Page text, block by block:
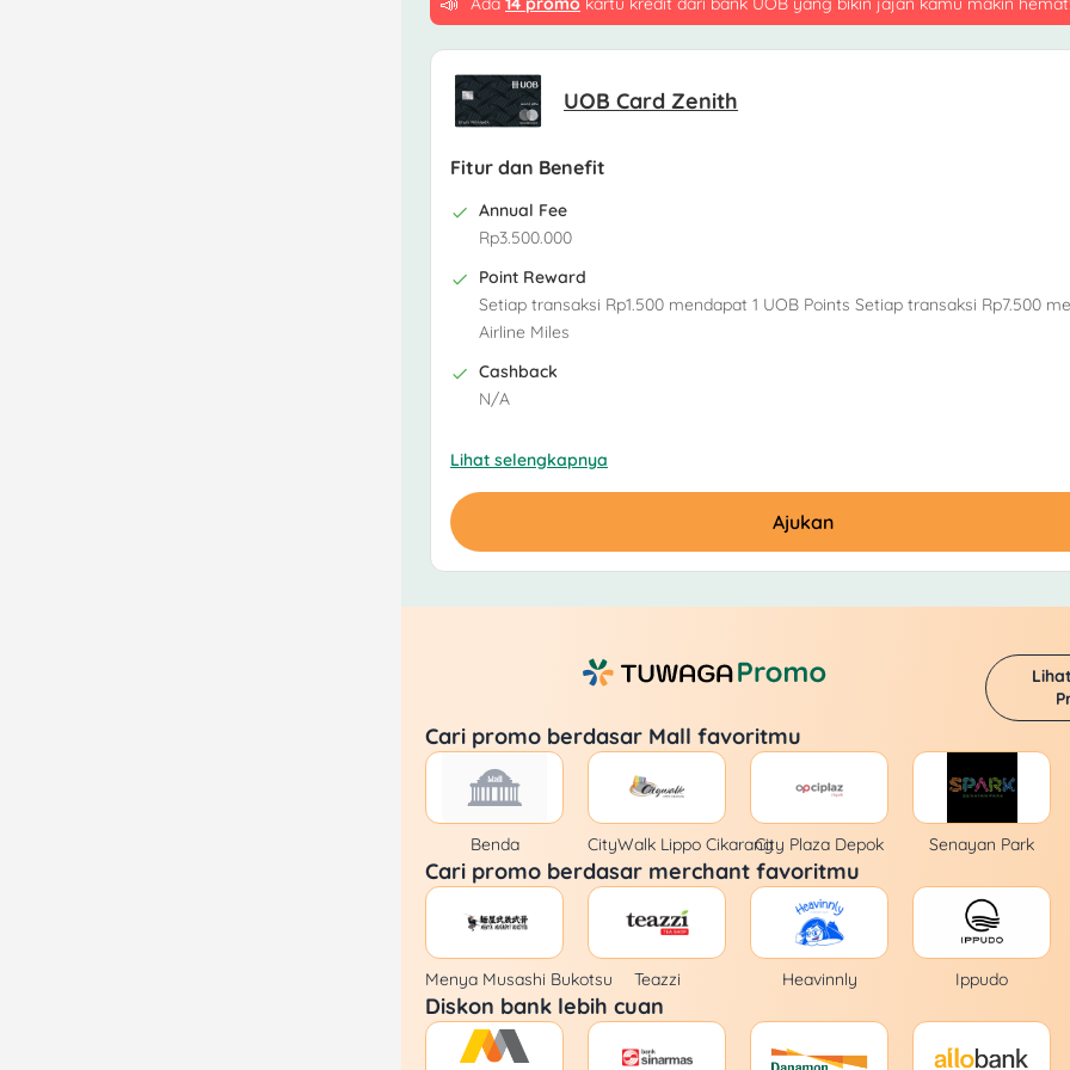
UOB Card Zenith
Fitur dan Benefit
Annual Fee
Rp3.500.000
Point Reward
Setiap transaksi Rp1.500 mendapat 1 UOB Points Setiap transaksi Rp7.500
Airline Miles
Cashback
N/A
Lihat selengkapnya
Ajukan
Cari promo berdasar Mall favoritmu
Benda CityWalk Lippo CikarangCity Plaza Depok Senayan Park
Cari promo berdasar merchant favoritmu
Menya Musashi Bukotsu Teazzi Heavinnly Ippudo
Diskon bank lebih cuan